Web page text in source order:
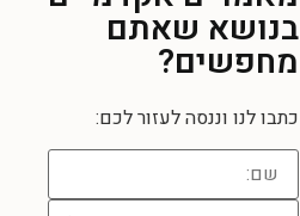
בנושא שאתם
מחפשים?
כתבו לנו וננסה לעזור לכם: